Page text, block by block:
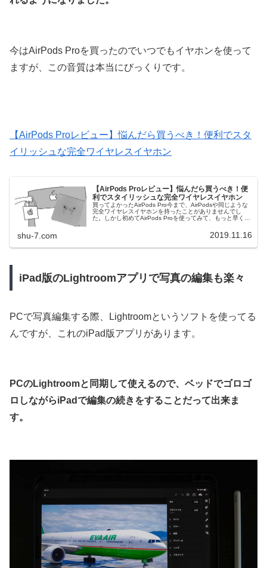
今はAirPods Proを買ったのでいつでもイヤホンを使って
ますが、この音質は本当にびっくりです。
【AirPods Proレビュー】悩んだら買うべき！便利でスタ
イリッシュな完全ワイヤレスイヤホン
【AirPods Proレビュー】悩んだら買うべき！便
利でスタイリッシュな完全ワイヤレスイヤホン
買ってよかったAirPods Pro今まで、AirPodsや同じような
完全ワイヤレスイヤホンを持ったことがありませんでし
た。しかし初めてAirPods Proを使ってみて、もっと早くに
shu-7.com 2019.11.16
iPad版のLightroomアプリで写真の編集も楽々
PCで写真編集する際、Lightroomというソフトを使ってる
んですが、これのiPad版アプリがあります。
PCのLightroomと同期して使えるので、ベッドでゴロゴ
ロしながらiPadで編集の続きをすることだって出来ま
す。